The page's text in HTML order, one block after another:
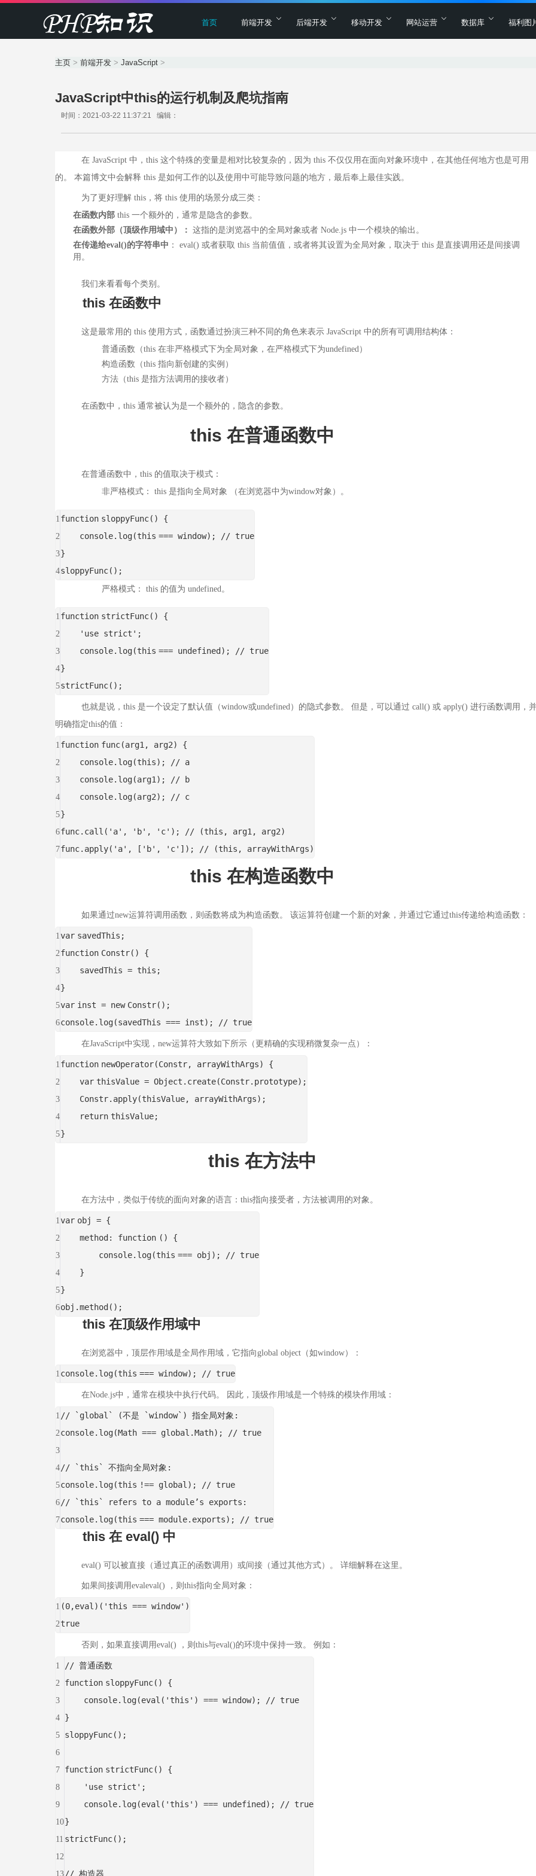
首页 前端开发 后端开发 移动开发 网站运营 数据库 福利图
主页 > 前端开发 > JavaScript >
JavaScript中this的运行机制及爬坑指南
时间：2021-03-22 11:37:21 编辑：
在 JavaScript 中，this 这个特殊的变量是相对比较复杂的，因为 this 不仅仅用在面向对象环境中，在其他任何地方也是可用
的。 本篇博文中会解释 this 是如何工作的以及使用中可能导致问题的地方，最后奉上最佳实践。
为了更好理解 this，将 this 使用的场景分成三类：
在函数内部 this 一个额外的，通常是隐含的参数。
在函数外部（顶级作用域中）： 这指的是浏览器中的全局对象或者 Node.js 中一个模块的输出。
在传递给eval()的字符串中 ： eval() 或者获取 this 当前值值，或者将其设置为全局对象，取决于 this 是直接调用还是间接调
用。
我们来看看每个类别。
this 在函数中
这是最常用的 this 使用方式，函数通过扮演三种不同的角色来表示 JavaScript 中的所有可调用结构体：
普通函数（this 在非严格模式下为全局对象，在严格模式下为undefined）
构造函数（this 指向新创建的实例）
方法（this 是指方法调用的接收者）
在函数中，this 通常被认为是一个额外的，隐含的参数。
this 在普通函数中
在普通函数中，this 的值取决于模式：
非严格模式： this 是指向全局对象 （在浏览器中为window对象）。
1
2
3
4
function sloppyFunc() {
console.log(this === window);
// true
}
sloppyFunc();
严格模式： this 的值为 undefined。
1
2
3
4
5
function strictFunc() {
'use strict' ;
console.log(this === undefined);
// true
}
strictFunc();
也就是说，this 是一个设定了默认值（window或undefined）的隐式参数。 但是，可以通过 call() 或 apply() 进行函数调用，
明确指定this的值：
1
2
3
4
5
6
7
function func(arg1, arg2) {
console.log(this);
// a
console.log(arg1);
// b
console.log(arg2);
// c
}
func.call( 'a' , 'b' , 'c' );
// (this, arg1, arg2)
func.apply( 'a' , [ 'b' , 'c' ]); // (this, arrayWithArgs)
this 在构造函数中
如果通过new运算符调用函数，则函数将成为构造函数。 该运算符创建一个新的对象，并通过它通过this传递给构造函数：
1
2
3
4
5
6
var savedThis;
function Constr() {
savedThis = this ;
}
var inst = new Constr();
console.log(savedThis === inst);
// true
在JavaScript中实现，new运算符大致如下所示（更精确的实现稍微复杂一点）：
1
2
3
4
5
function newOperator(Constr, arrayWithArgs) {
var thisValue = Object.create(Constr.prototype);
Constr.apply(thisValue, arrayWithArgs);
return thisValue;
}
this 在方法中
在方法中，类似于传统的面向对象的语言：this指向接受者，方法被调用的对象。
1
2
3
4
5
6
var obj = {
method: function () {
console.log(this === obj);
// true
}
}
obj.method();
this 在顶级作用域中
在浏览器中，顶层作用域是全局作用域，它指向global object（如window）：
1 console.log(this === window); // true
在Node.js中，通常在模块中执行代码。 因此，顶级作用域是一个特殊的模块作用域：
1
2
3
4
5
6
7
// `global` (不是 `window`) 指全局对象:
console.log(Math === global.Math);
// true
// `this` 不指向全局对象:
console.log(this !== global);
// true
// `this` refers to a module’s exports:
console.log(this === module.exports); // true
this 在 eval() 中
eval() 可以被直接（通过真正的函数调用）或间接（通过其他方式）。 详细解释在这里。
如果间接调用evaleval() ，则this指向全局对象：
1
2
(0,eval)( 'this === window' )
true
否则，如果直接调用eval() ，则this与eval()的环境中保持一致。 例如：
1
2
3
4
5
6
7
8
9
10
11
12
13
// 普通函数
function sloppyFunc() {
console.log(eval( 'this' ) === window);
// true
}
sloppyFunc();
function strictFunc() {
'use strict' ;
console.log(eval( 'this' ) === undefined);
// true
}
strictFunc();
// 构造器